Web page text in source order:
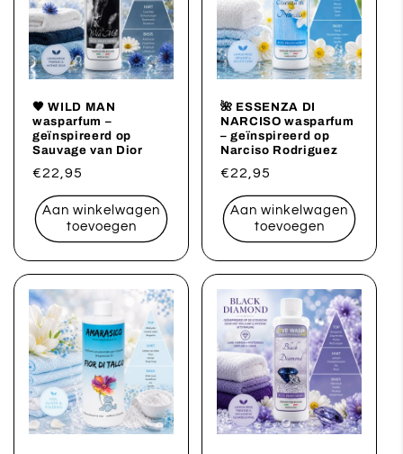
🖤 WILD MAN
wasparfum –
geïnspireerd op
Sauvage van Dior
Normale
prijs
€22,95
Aan winkelwagen
toevoegen
🌺 ESSENZA DI
NARCISO wasparfum
– geïnspireerd op
Narciso Rodriguez
Normale
prijs
€22,95
Aan winkelwagen
toevoegen